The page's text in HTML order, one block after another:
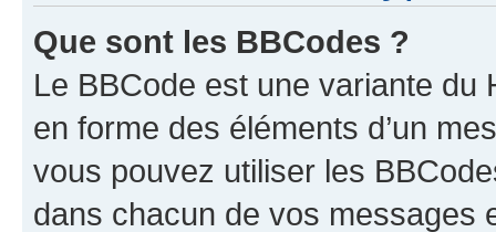
Que sont les BBCodes ?
Le BBCode est une variante du
en forme des éléments d’un
vous pouvez utiliser les
dans chacun de vos messages